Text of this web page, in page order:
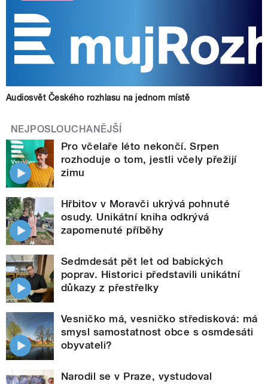
Audiosvět Českého rozhlasu na jednom místě
NEJPOSLOUCHANĚJŠÍ
Pro včelaře léto nekončí. Srpen
rozhoduje o tom, jestli včely přežijí
zimu
Hřbitov v Moravči ukrývá pohnuté
osudy. Unikátní kniha odkrývá
zapomenuté příběhy
Sedmdesát pět let od babických
poprav. Historici představili unikátní
důkazy z přestřelky
Vesničko má, vesničko středisková: má
smysl samostatnost obce s osmdesáti
obyvateli?
Narodil se v Praze, vystudoval